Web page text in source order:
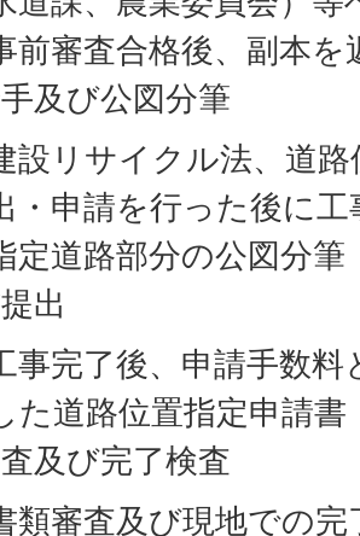
前審査合格後、副本を
及び公図分筆
設リサイクル法、道
・申請を行った後に
定道路部分の公図分筆
出
事完了後、申請手数
た道路位置指定申請
及び完了検査
類審査及び現地での完